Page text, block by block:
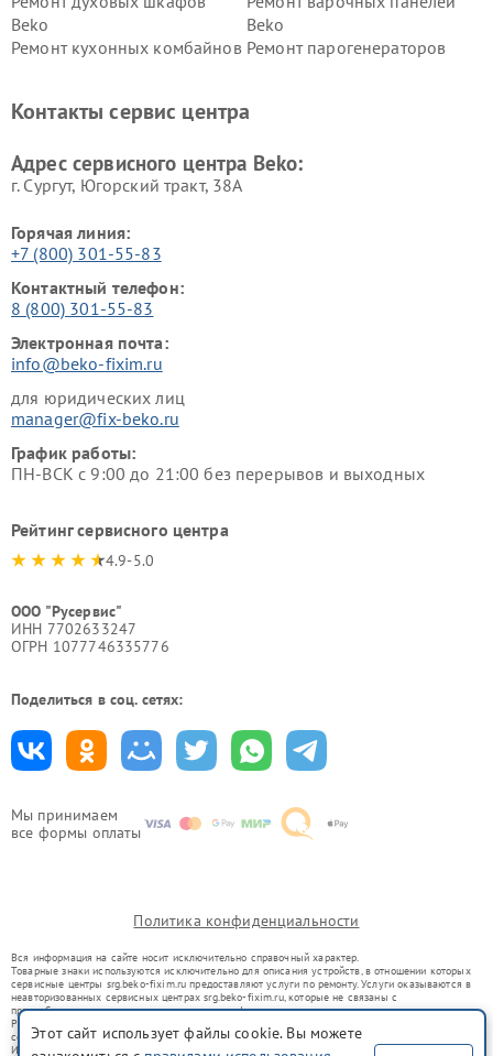
Мы принимаем
все формы оплаты
Beko
Beko
Ремонт кухонных комбайнов Ремонт парогенераторов
Ремонт холодильников Beko Ремонт морозильных камер
Контакты сервис центра
Адрес сервисного центра Beko:
г. Сургут, Югорский тракт, 38А
Горячая линия:
+7 (800) 301-55-83
Контактный телефон:
8 (800) 301-55-83
Электронная почта:
info@beko-fixim.ru
для юридических лиц
manager@fix-beko.ru
График работы:
ПН-ВСК с 9:00 до 21:00 без перерывов и выходных
Рейтинг сервисного центра
4.9-5.0
ООО "Русервис"
ИНН 7702633247
ОГРН 1077746335776
Поделиться в соц. сетях:
Политика конфиденциальности
Вся информация на сайте носит исключительно справочный характер.
Товарные знаки используются исключительно для описания устройств, в отношении которых
сервисные центры srg.beko-fixim.ru предоставляют услуги по ремонту. Услуги оказываются в
неавторизованных сервисных центрах srg.beko-fixim.ru, которые не связаны с
правообладателями товарных знаков или их официальными представителями.
Ремонт осуществляется для устройств, уже введенных в гражданский оборот в соответствии
со статьей 1487 ГК РФ.
Использование товарных знаков не преследует цели индивидуализации услуг или введения
Этот сайт использует файлы cookie. Вы можете